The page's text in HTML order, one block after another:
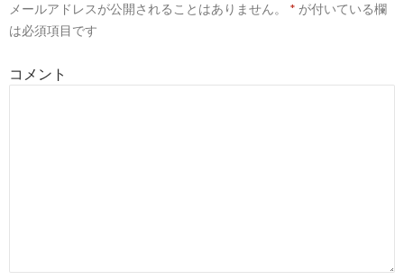
シ
ン
メールアドレスが公開されることはありません。 * が付いている欄
は必須項目です
コメント